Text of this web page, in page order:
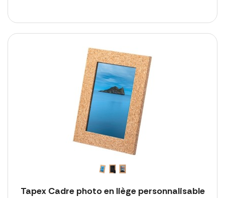
Tapex Cadre photo en liège personnalisable